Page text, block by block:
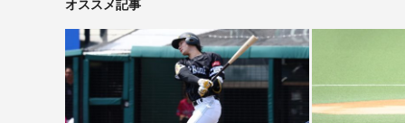
オススメ記事